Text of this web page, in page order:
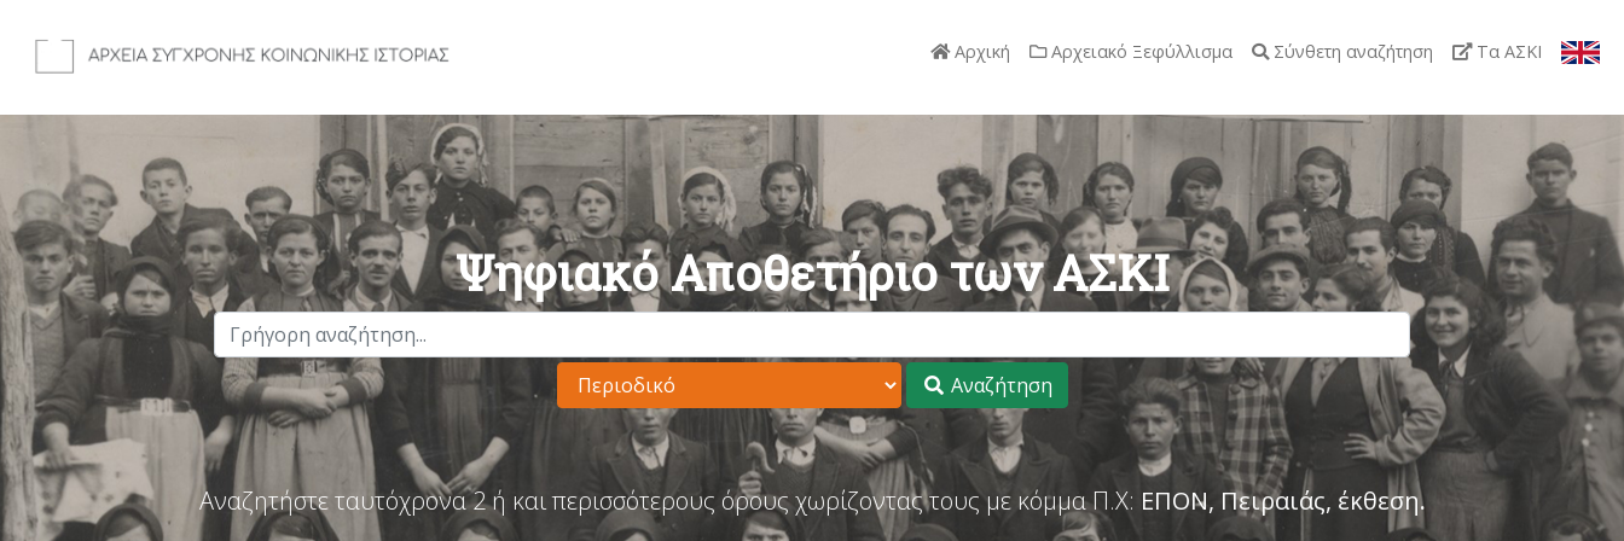
Αρχική Αρχειακό Ξεφύλλισμα Σύνθετη αναζήτηση Τα ΑΣΚΙ
Ψηφιακό Αποθετήριο των ΑΣΚΙ
Αναζήτηση
Αναζητήστε ταυτόχρονα 2 ή και περισσότερους όρους χωρίζοντας τους με κόμμα Π.Χ: ΕΠΟΝ, Πειραιάς, έκθεση.